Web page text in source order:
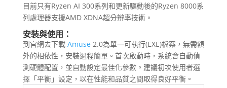
目前只有Ryzen AI 300系列和更新驅動後的Ryzen 8000系
列處理器支援AMD XDNA超分辨率技術。
安裝與使用：
到官網去下載 Amuse2.0為單一可執行(EXE)檔案，無需額
外的相依性，安裝過程簡單。首次啟動時，系統會自動偵
測硬體配置，並自動設定最佳化參數。建議初次使用者選
擇「平衡」設定，以在性能和品質之間取得良好平衡。